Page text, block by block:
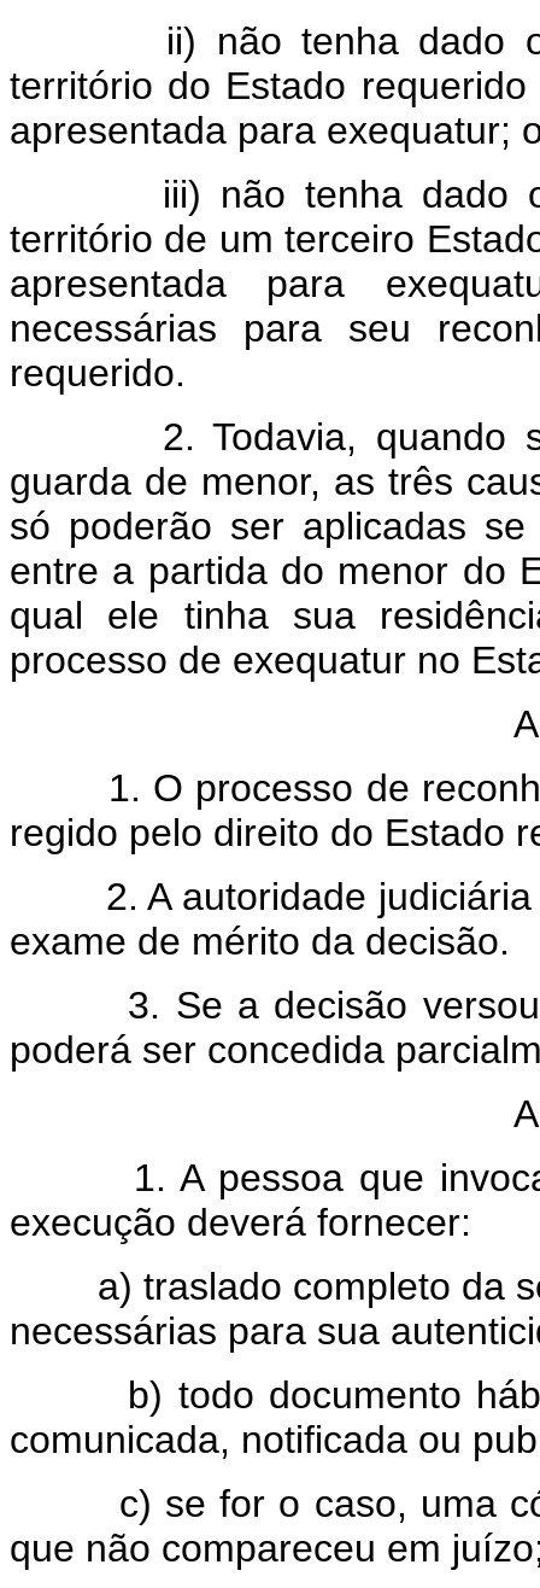
ii) não tenha dado
território do Estado
apresentada para exequatur;
iii) não tenha dado
território de um terceiro
apresentada para
necessárias para seu
requerido.
2. Todavia, quando se
guarda de menor, as três
só poderão ser aplicadas
entre a partida do menor do
qual ele tinha sua
processo de exequatur no
1. O processo de
regido pelo direito do Estado
2. A autoridade judiciária
exame de mérito da decisão.
3. Se a decisão versou
poderá ser concedida
1. A pessoa que invocar
execução deverá fornecer:
a) traslado completo da
necessárias para sua
b) todo documento hábil
comunicada, notificada ou
c) se for o caso, uma
que não compareceu em